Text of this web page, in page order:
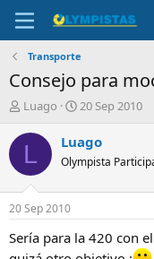
Transporte
Consejo para
I
i
a
d
o
r
d
Luago
F
c
a
i
n
20 Sep 2010
L Luago
Olympista
20 Sep 2010
Sería para la 420 con